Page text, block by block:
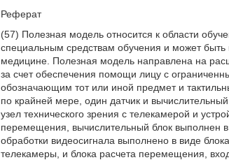
Реферат
(57) Полезная модель относится к области
специальным средствам обучения и может быть
медицине. Полезная модель направлена на
за счет обеспечения помощи лицу с
обозначающим тот или иной предмет и
по крайней мере, один датчик и
узел технического зрения с телекамерой и
перемещения, вычислительный блок выполнен
обработки видеосигнала выполнено в виде
телекамеры, и блока расчета перемещения,